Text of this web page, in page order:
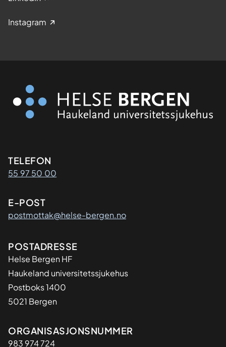
Instagram
Kontaktinformasjon
TELEFON
55 97 50 00
E-POST
postmottak@helse-bergen.no
Adresse
POSTADRESSE
Helse Bergen HF
Haukeland universitetssjukehus
Postboks 1400
5021 Bergen
Organisasjon
ORGANISASJONSNUMMER
983 974 724